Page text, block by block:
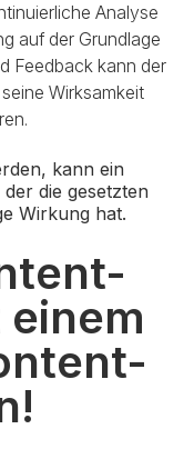
Analyse
auf der Grundlage
Feedback kann der
Wirksamkeit
kann ein
die gesetzten
Wirkung hat.